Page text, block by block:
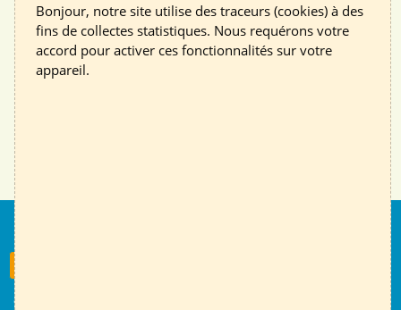
Nous suivre
Contact
Bonjour, notre site utilise des traceurs (cookies) à des
fins de collectes statistiques. Nous requérons votre
accord pour activer ces fonctionnalités sur votre
appareil.